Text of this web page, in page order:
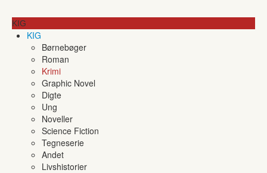
KIG
KIG
Børnebøger
Roman
Krimi
Graphic Novel
Digte
Ung
Noveller
Science Fiction
Tegneserie
Andet
Livshistorier